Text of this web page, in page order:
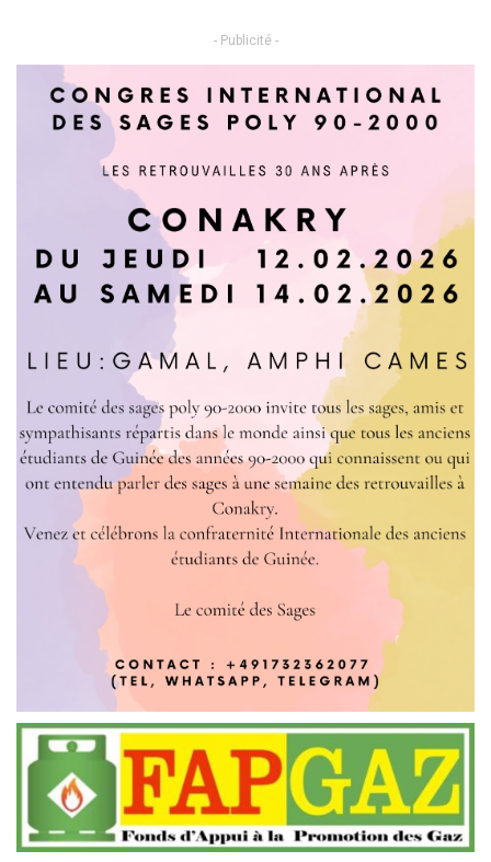
- Publicité -